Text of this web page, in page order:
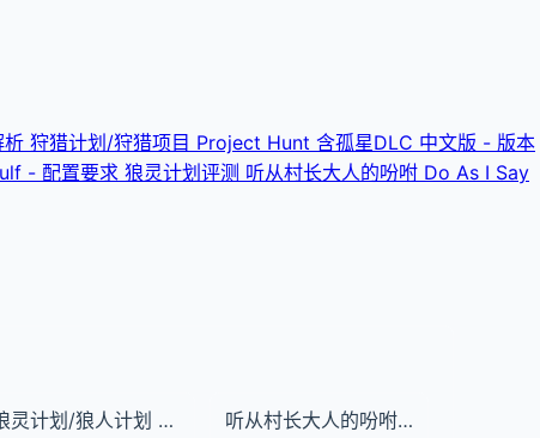
析 狩猎计划/狩猎项目 Project Hunt 含孤星DLC 中文版 - 版本
- 配置要求 狼灵计划评测 听从村长大人的吩咐 Do As I Say
狼灵计划/狼人计划 Project Werewulf - 配置要求 狼灵计划评测 听从村长大人的吩咐 Do As I Say – Obedience to the Village Leader - Obedience to the Village Leader guide 玩法解析